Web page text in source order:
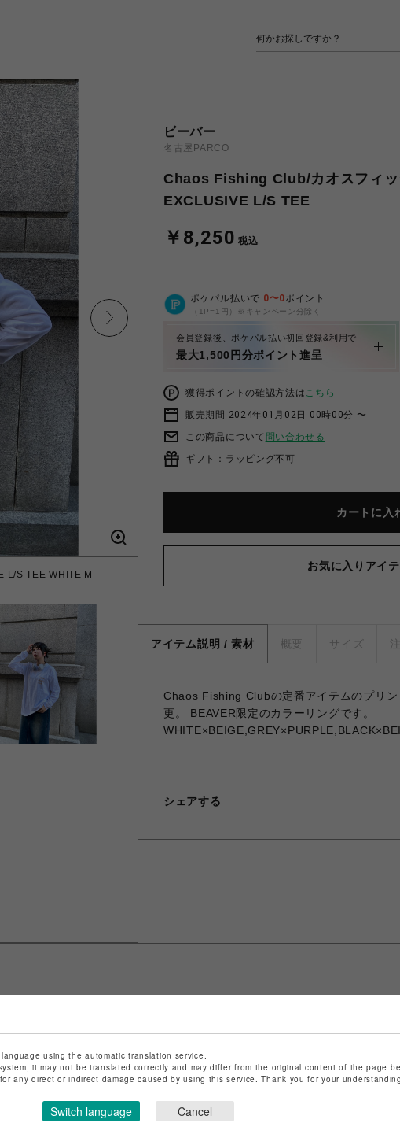
L/S TEE WHITE M
ビーバー
名古屋PARCO
Chaos Fishing Club/カオスフィッ
EXCLUSIVE L/S TEE
￥8,250 税込
ポケパル払いで 0〜0ポイント
（1P=1円）※キャンペーン分除く
会員登録後、ポケパル払い初回登録&利用で
最大1,500円分ポイント進呈
獲得ポイントの確認方法はこちら
販売期間 2024年01月02日 00時00分 〜
この商品について 問い合わせる
ギフト：ラッピング不可
カートに入
お気に入りアイ
アイテム説明 / 素材 概要 サイズ
Chaos Fishing Clubの定番アイテムのプリ
更。 BEAVER限定のカラーリングです。
シェアする
法など法令に基づく表記はこちら
お問い合わせはこちら
using the automatic translation service.
it may not be translated correctly and may differ from the original content of the page
any direct or indirect damage caused by using this service. Thank you for your
Switch language Cancel